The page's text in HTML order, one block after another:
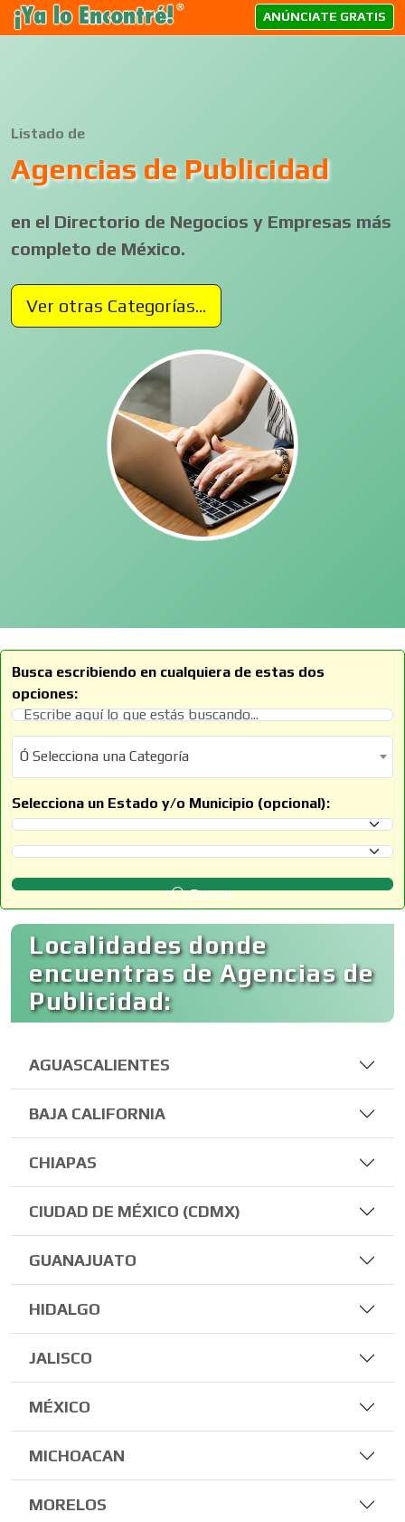
ANÚNCIATE GRATIS
Listado de
Agencias de Publicidad
en el Directorio de Negocios y Empresas más
completo de México.
Ver otras Categorías...
Busca escribiendo en cualquiera de estas dos
opciones:
Ó Selecciona una Categoría
Ó Selecciona una Categoría
Selecciona un Estado y/o Municipio (opcional):
Selecciona un Estado
Selecciona un Municipio
Buscar
Localidades donde
encuentras de Agencias de
Publicidad:
AGUASCALIENTES
BAJA CALIFORNIA
CHIAPAS
CIUDAD DE MÉXICO (CDMX)
GUANAJUATO
HIDALGO
JALISCO
MÉXICO
MICHOACAN
MORELOS